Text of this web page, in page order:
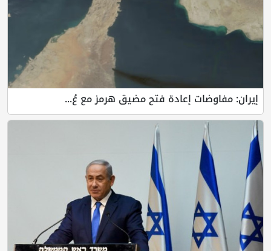
إيران: مفاوضات إعادة فتح مضيق هرمز مع عُ...